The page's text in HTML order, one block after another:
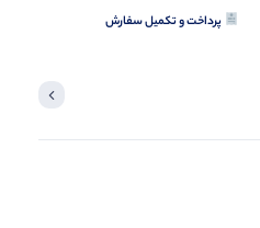
پرداخت و تکمیل سفارش